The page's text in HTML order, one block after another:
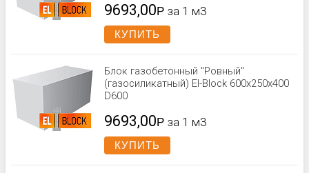
9693,00Р за 1 м3
КУПИТЬ
Блок газобетонный "Ровный"
(газосиликатный) El-Block 600х250х400
D600
9693,00Р за 1 м3
КУПИТЬ